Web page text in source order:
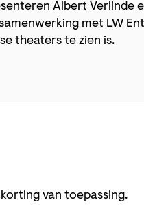
Albert Verlinde
met LW
theaters te zien is.
van toepassing.